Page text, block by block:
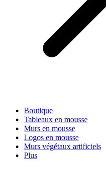
Boutique
Tableaux en mousse
Murs en mousse
Logos en mousse
Murs végétaux artificiels
Plus